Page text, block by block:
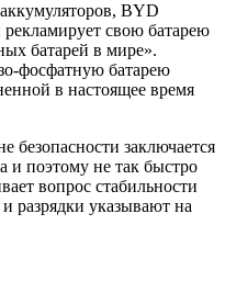
BYD
свою батарею
батарей в мире».
фосфатную батарею
в настоящее время
безопасности заключается
и поэтому не так быстро
вопрос стабильности
разрядки указывают на